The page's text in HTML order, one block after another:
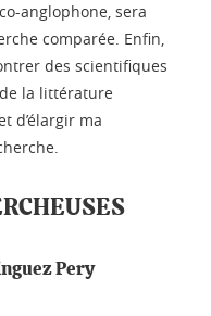
anglophone, sera
comparée. Enfin,
des scientifiques
la littérature
d’élargir ma
Pery